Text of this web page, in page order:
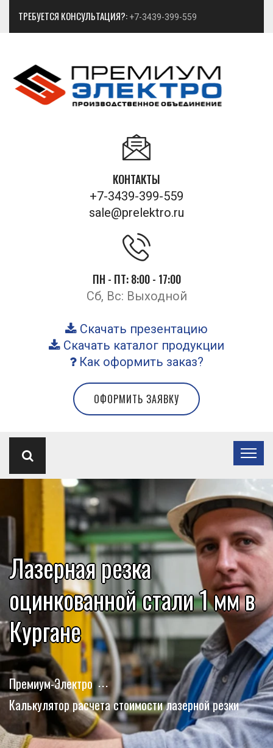
ТРЕБУЕТСЯ КОНСУЛЬТАЦИЯ?: +7-3439-399-559
КОНТАКТЫ
+7-3439-399-559
sale@prelektro.ru
ПН - ПТ: 8:00 - 17:00
Сб, Вс: Выходной
Скачать презентацию
Скачать каталог продукции
Как оформить заказ?
ОФОРМИТЬ ЗАЯВКУ
Лазерная резка
оцинкованной стали 1 мм в
Кургане
Премиум-Электро
Калькулятор расчета стоимости лазерной резки